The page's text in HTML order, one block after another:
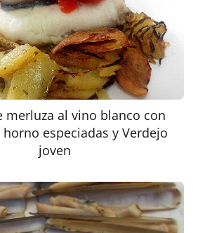
merluza al vino blanco con
especiadas y Verdejo
joven